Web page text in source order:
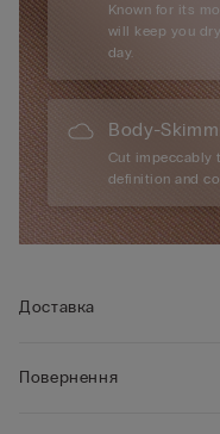
Known for its
will keep you
day.
Body-
Cut impeccably
definition and
Доставка
Повернення